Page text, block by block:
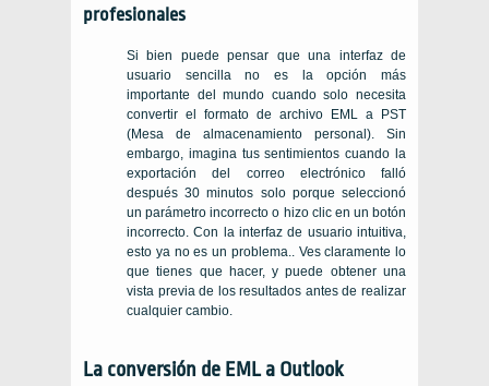
profesionales
Si bien puede pensar que una interfaz de
usuario sencilla no es la opción más
importante del mundo cuando solo necesita
convertir el formato de archivo EML a PST
(Mesa de almacenamiento personal). Sin
embargo, imagina tus sentimientos cuando la
exportación del correo electrónico falló
después 30 minutos solo porque seleccionó
un parámetro incorrecto o hizo clic en un botón
incorrecto. Con la interfaz de usuario intuitiva,
esto ya no es un problema.. Ves claramente lo
que tienes que hacer, y puede obtener una
vista previa de los resultados antes de realizar
cualquier cambio.
La conversión de EML a Outlook